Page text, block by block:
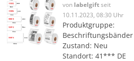
von labelgiftseit
10.11.2023, 08:30 Uhr
Produktgruppe:
Beschriftungsbänder
Zustand: Neu
Standort: 41*** DE